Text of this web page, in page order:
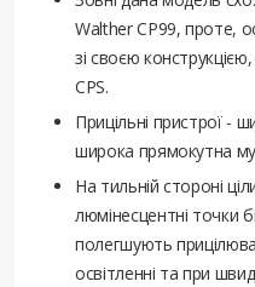
Walther СР99, проте,
зі своєю
СРS.
Прицільні пристрої -
широка прямокутна
На тильній стороні
люмінесцентні точки
полегшують
освітленні та при